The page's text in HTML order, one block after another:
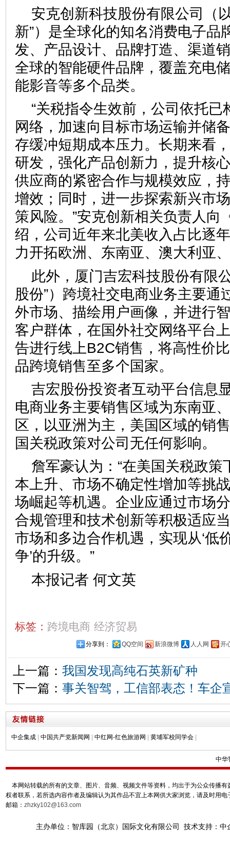
安克创新科技股份有限公司（
新”）是全球化的知名消费电子品
发、产品设计、品牌打造、渠道
全球的智能硬件品牌，覆盖充电
能影音等多个品类。
“关税指令生效前，公司依托
网络，加速向目标市场运输并储
存缓冲短期成本压力。长期来看
研发，强化产品创新力，提升核
供应商的紧密合作与规模效应，
增效；同时，进一步探索新兴市
策风险。”安克创新相关负责人向
绍，公司近年来北美收入占比逐
力开拓欧洲、东南亚、澳大利亚
此外，厦门吉宏科技股份有限
股份”）跨境社交电商业务主要通
外市场、描绘用户画像，并进行
客户群体，在国外社交网络平台
告进行线上B2C销售，将高性价
品跨境销售至多个国家。
吉宏股份投资者互动平台信息
电商业务主要销售区域为东南亚
区，以亚洲为主，美国区域的销
国关税政策对公司无任何影响。
詹军豪认为：“在美国关税政
本上升、市场不确定性增加等挑
场崛起等机遇。企业应通过市场
合规管理和技术创新等积极适应
市场和多边合作机遇，实现从‘低
争’的升级。”
本报记者 何文英
标签： 跨境电商 经济贸易
分享到： QQ空间 新浪微博 人人网 开
上一篇： 我国发现高纯石英新矿种
下一篇： 事关智驾，工信部表态！车企
中企集成 中国共产党新闻网 中红网-红色旅游网 黄埔军校同学会
中华
本网站转载的所有的文章、图片、音频、视频文件等资料，均出于为公众传播
权者联系，若所选内容作者及编辑认为其作品不宜上本网供大家浏览，请及时用
邮箱： zhzky102@163.com
主办单位：智库园（北京）国际文化有限公司 技术支持：